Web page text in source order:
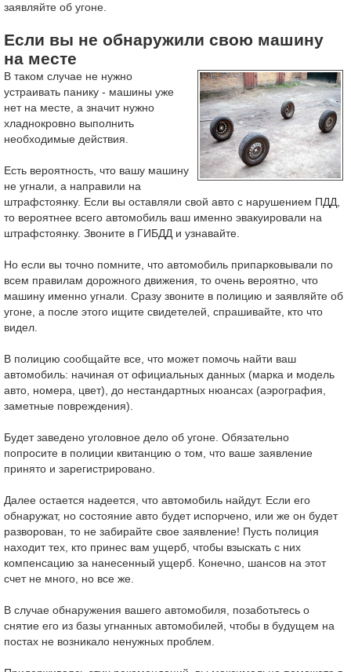
заявляйте об угоне.
Если вы не обнаружили свою машину
на месте
В таком случае не нужно
устраивать панику - машины уже
нет на месте, а значит нужно
хладнокровно выполнить
необходимые действия.
Есть вероятность, что вашу машину
не угнали, а направили на
штрафстоянку. Если вы оставляли свой авто с нарушением ПДД,
то вероятнее всего автомобиль ваш именно эвакуировали на
штрафстоянку. Звоните в ГИБДД и узнавайте.
Но если вы точно помните, что автомобиль припарковывали по
всем правилам дорожного движения, то очень вероятно, что
машину именно угнали. Сразу звоните в полицию и заявляйте об
угоне, а после этого ищите свидетелей, спрашивайте, кто что
видел.
В полицию сообщайте все, что может помочь найти ваш
автомобиль: начиная от официальных данных (марка и модель
авто, номера, цвет), до нестандартных нюансах (аэрография,
заметные повреждения).
Будет заведено уголовное дело об угоне. Обязательно
попросите в полиции квитанцию о том, что ваше заявление
принято и зарегистрировано.
Далее остается надеется, что автомобиль найдут. Если его
обнаружат, но состояние авто будет испорчено, или же он будет
разворован, то не забирайте свое заявление! Пусть полиция
находит тех, кто принес вам ущерб, чтобы взыскать с них
компенсацию за нанесенный ущерб. Конечно, шансов на этот
счет не много, но все же.
В случае обнаружения вашего автомобиля, позаботьтесь о
снятие его из базы угнанных автомобилей, чтобы в будущем на
постах не возникало ненужных проблем.